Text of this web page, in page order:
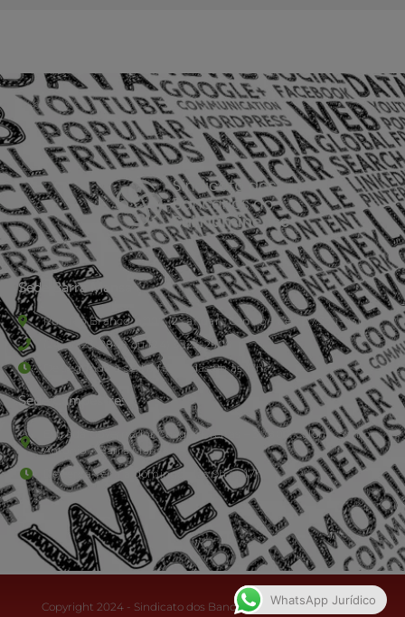
Sede Barra Mansa
Rua Rio Branco, nº107 (2º andar), Centro - Cep: 27.330-030
(24) 3323-2848 ou (24) 3323-2500
De segunda à sexta-feira , das 9h às 17h.
Sede Campestre:
Estrada Governador Chagas Freitas – 3.780 – Colônia Santo
Antônio – Barra Mansa
De terça-feira a domingo, das 9h às 17h
Copyright 2024 - Sindicato dos Bancários do Sul Fluminense
WhatsApp Jurídico